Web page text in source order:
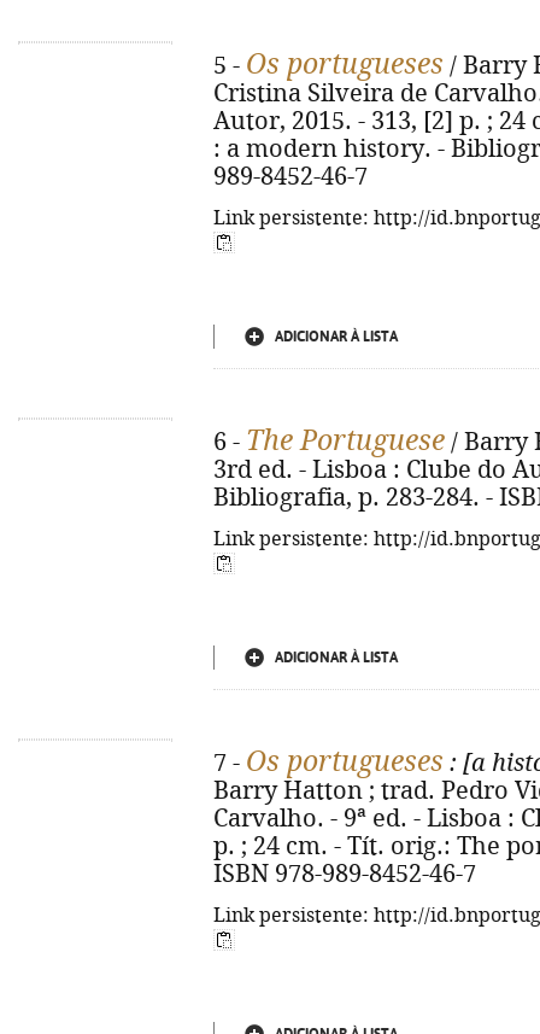
5 - Os portugueses / Barry
Cristina Silveira de
Autor, 2015. - 313, [2] p. ;
: a modern history. -
989-8452-46-7
Link persistente: http://
ADICIONAR À LISTA
6 - The Portuguese / Barry
3rd ed. - Lisboa : Clube do
Bibliografia, p. 283-284. -
Link persistente: http://
ADICIONAR À LISTA
7 - Os portugueses : [a
Barry Hatton ; trad. Pedro
Carvalho. - 9ª ed. - Lisboa :
p. ; 24 cm. - Tít. orig.: The
ISBN 978-989-8452-46-7
Link persistente: http://